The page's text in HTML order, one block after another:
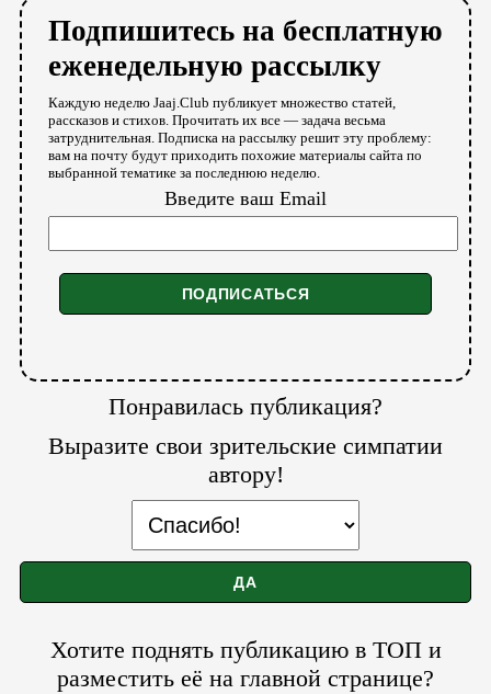
Подпишитесь на бесплатную
еженедельную рассылку
Каждую неделю Jaaj.Club публикует множество статей,
рассказов и стихов. Прочитать их все — задача весьма
затруднительная. Подписка на рассылку решит эту проблему:
вам на почту будут приходить похожие материалы сайта по
выбранной тематике за последнюю неделю.
Введите ваш Email
Понравилась публикация?
Выразите свои зрительские симпатии
автору!
Хотите поднять публикацию в ТОП и
разместить её на главной странице?